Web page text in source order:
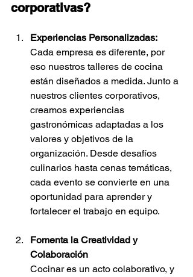
corporativas?
Experiencias Personalizadas:
Cada empresa es diferente, por
eso nuestros talleres de cocina
están diseñados a medida. Junto a
nuestros clientes corporativos,
creamos experiencias
gastronómicas adaptadas a los
valores y objetivos de la
organización. Desde desafíos
culinarios hasta cenas temáticas,
cada evento se convierte en una
oportunidad para aprender y
fortalecer el trabajo en equipo.
Fomenta la Creatividad y
Colaboración
Cocinar es un acto colaborativo, y